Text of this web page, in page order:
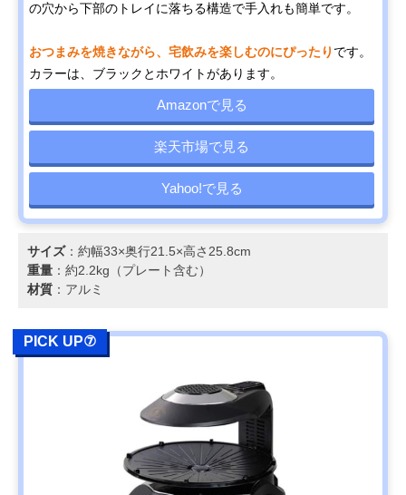
の穴から下部のトレイに落ちる構造で手入れも簡単です。
おつまみを焼きながら、宅飲みを楽しむのにぴったり です。
カラーは、ブラックとホワイトがあります。
Amazonで見る
楽天市場で見る
Yahoo!で見る
サイズ：約幅33×奥行21.5×高さ25.8cm
重量 ：約2.2kg（プレート含む）
材質 ：アルミ
PICK UP⑦